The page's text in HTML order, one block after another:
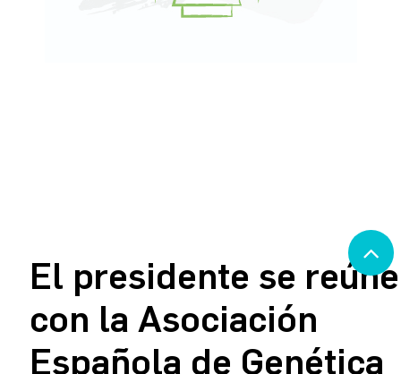
El presidente se reúne
con la Asociación
Española de Genética